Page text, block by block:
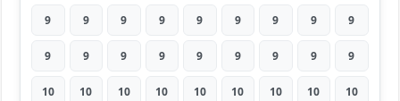
9 9 9 9 9 9 9 9 9
9 9 9 9 9 9 9 9 9
10 10 10 10 10 10 10 10 10